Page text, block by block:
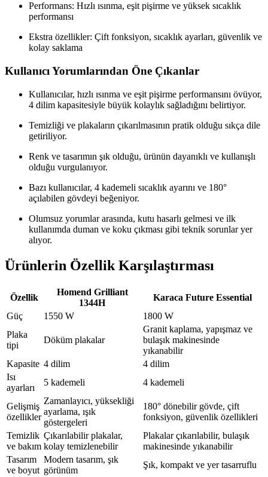
Performans: Hızlı ısınma, eşit pişirme ve yüksek sıcaklık
performansı
Ekstra özellikler: Çift fonksiyon, sıcaklık ayarları, güvenlik ve
kolay saklama
Kullanıcı Yorumlarından Öne Çıkanlar
Kullanıcılar, hızlı ısınma ve eşit pişirme performansını övüyor,
4 dilim kapasitesiyle büyük kolaylık sağladığını belirtiyor.
Temizliği ve plakaların çıkarılmasının pratik olduğu sıkça dile
getiriliyor.
Renk ve tasarımın şık olduğu, ürünün dayanıklı ve kullanışlı
olduğu vurgulanıyor.
Bazı kullanıcılar, 4 kademeli sıcaklık ayarını ve 180°
açılabilen gövdeyi beğeniyor.
Olumsuz yorumlar arasında, kutu hasarlı gelmesi ve ilk
kullanımda duman ve koku çıkması gibi teknik sorunlar yer
alıyor.
Ürünlerin Özellik Karşılaştırması
Özellik
Homend Grilliant
1344H
Karaca Future Essential
Güç
1550 W
1800 W
Plaka
tipi
Döküm plakalar
Granit kaplama, yapışmaz ve
bulaşık makinesinde
yıkanabilir
Kapasite 4 dilim
4 dilim
Isı
ayarları
5 kademeli 4 kademeli
Gelişmiş
özellikler
Zamanlayıcı, yüksekliği
ayarlama, ışık
göstergeleri
180° dönebilir gövde, çift
fonksiyon, güvenlik özellikleri
Temizlik
ve bakım
Çıkarılabilir plakalar,
kolay temizlenebilir
Plakalar çıkarılabilir, bulaşık
makinesinde yıkanabilir
Tasarım
ve boyut
Modern tasarım, şık
görünüm
Şık, kompakt ve yer tasarruflu